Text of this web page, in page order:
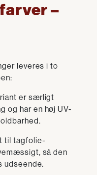
–
leveres i to
er særligt
og har en høj UV-
til tagfolie-
så den
udseende.